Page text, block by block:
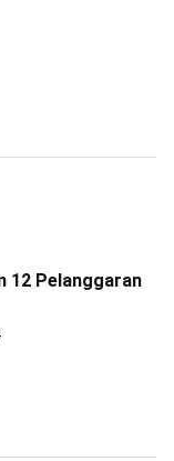
12 Pelanggaran